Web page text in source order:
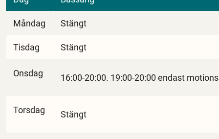
Måndag Stängt
Tisdag Stängt
Onsdag 16:00-20:00. 19:00-20:00 endast
Torsdag Stängt